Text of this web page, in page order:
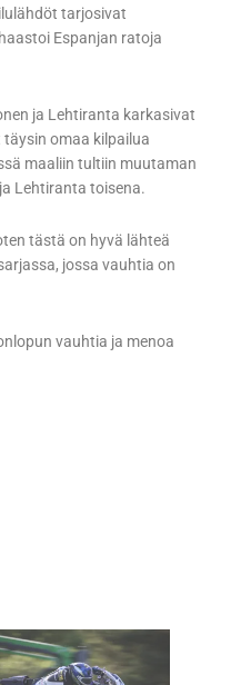
tarjosivat
Espanjan ratoja
ja Lehtiranta karkasivat
omaa kilpailua
maaliin tultiin muutaman
Lehtiranta toisena.
tästä on hyvä lähteä
jossa vauhtia on
vauhtia ja menoa